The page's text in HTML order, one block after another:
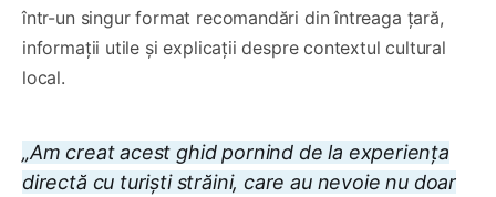
într-un singur format recomandări din întreaga țară,
informații utile și explicații despre contextul cultural
local.
„Am creat acest ghid pornind de la experiența
directă cu turiști străini, care au nevoie nu doar